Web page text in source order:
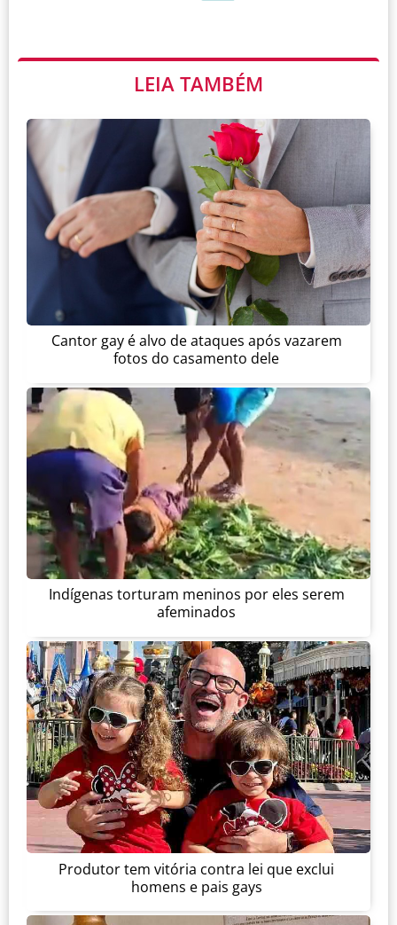
LEIA TAMBÉM
Cantor gay é alvo de ataques após vazarem
fotos do casamento dele
Indígenas torturam meninos por eles serem
afeminados
Produtor tem vitória contra lei que exclui
homens e pais gays